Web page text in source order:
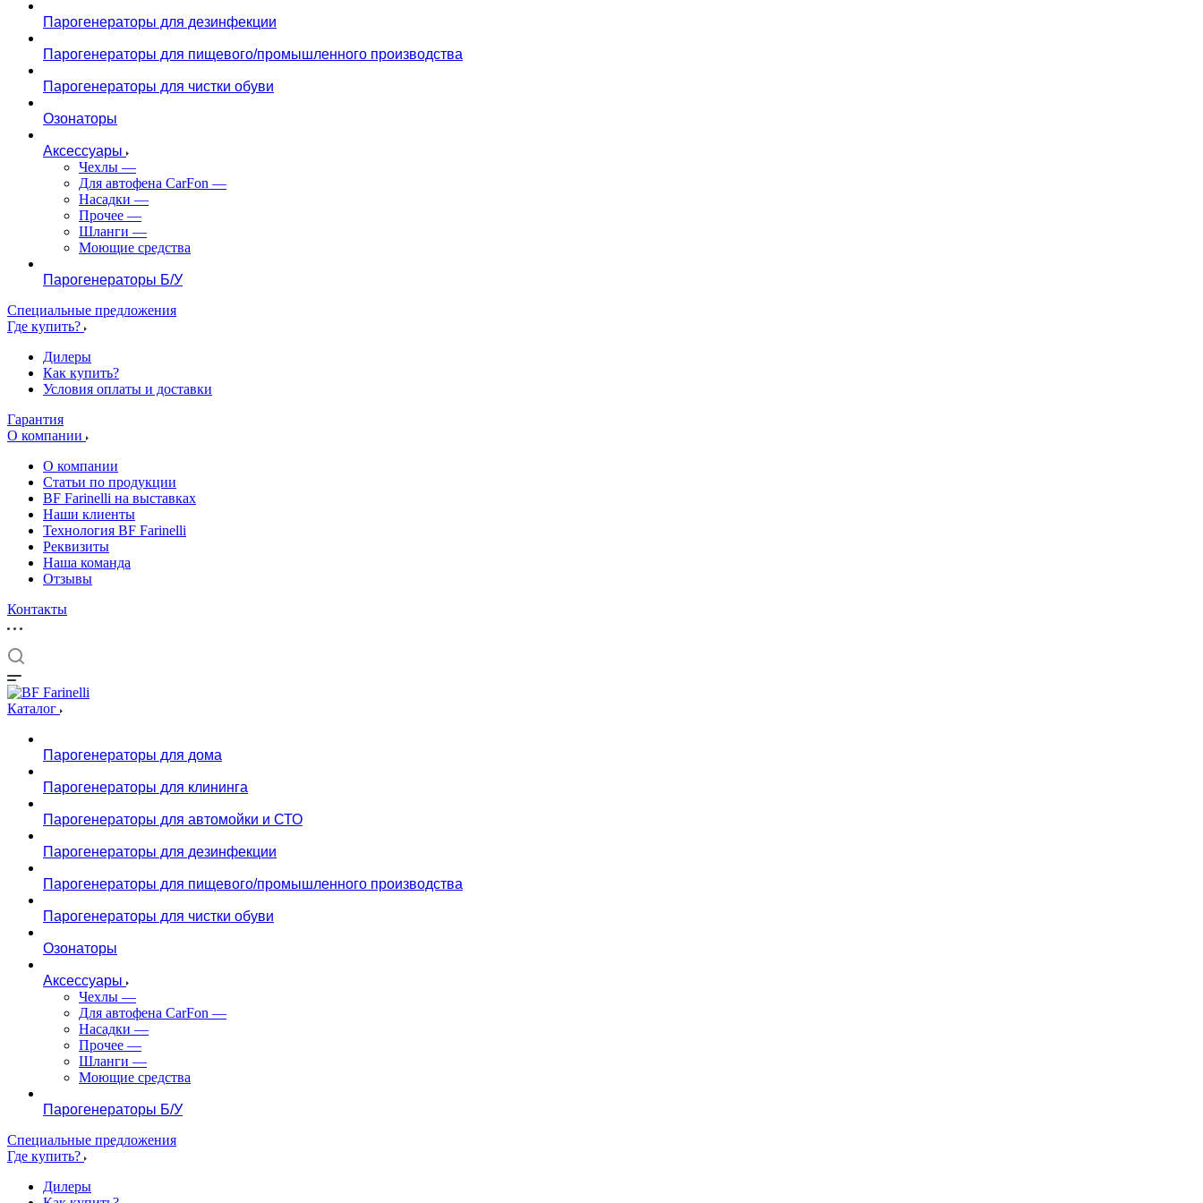
Парогенераторы для дезинфекции
Парогенераторы для пищевого/промышленного производства
Парогенераторы для чистки обуви
Озонаторы
Аксессуары
Чехлы —
Для автофена CarFon —
Насадки —
Прочее —
Шланги —
Моющие средства
Парогенераторы Б/У
Специальные предложения
Где купить?
Дилеры
Как купить?
Условия оплаты и доставки
Гарантия
О компании
О компании
Статьи по продукции
BF Farinelli на выставках
Наши клиенты
Технология BF Farinelli
Реквизиты
Наша команда
Отзывы
Контакты
Каталог
Парогенераторы для дома
Парогенераторы для клининга
Парогенераторы для автомойки и СТО
Парогенераторы для дезинфекции
Парогенераторы для пищевого/промышленного производства
Парогенераторы для чистки обуви
Озонаторы
Аксессуары
Чехлы —
Для автофена CarFon —
Насадки —
Прочее —
Шланги —
Моющие средства
Парогенераторы Б/У
Специальные предложения
Где купить?
Дилеры